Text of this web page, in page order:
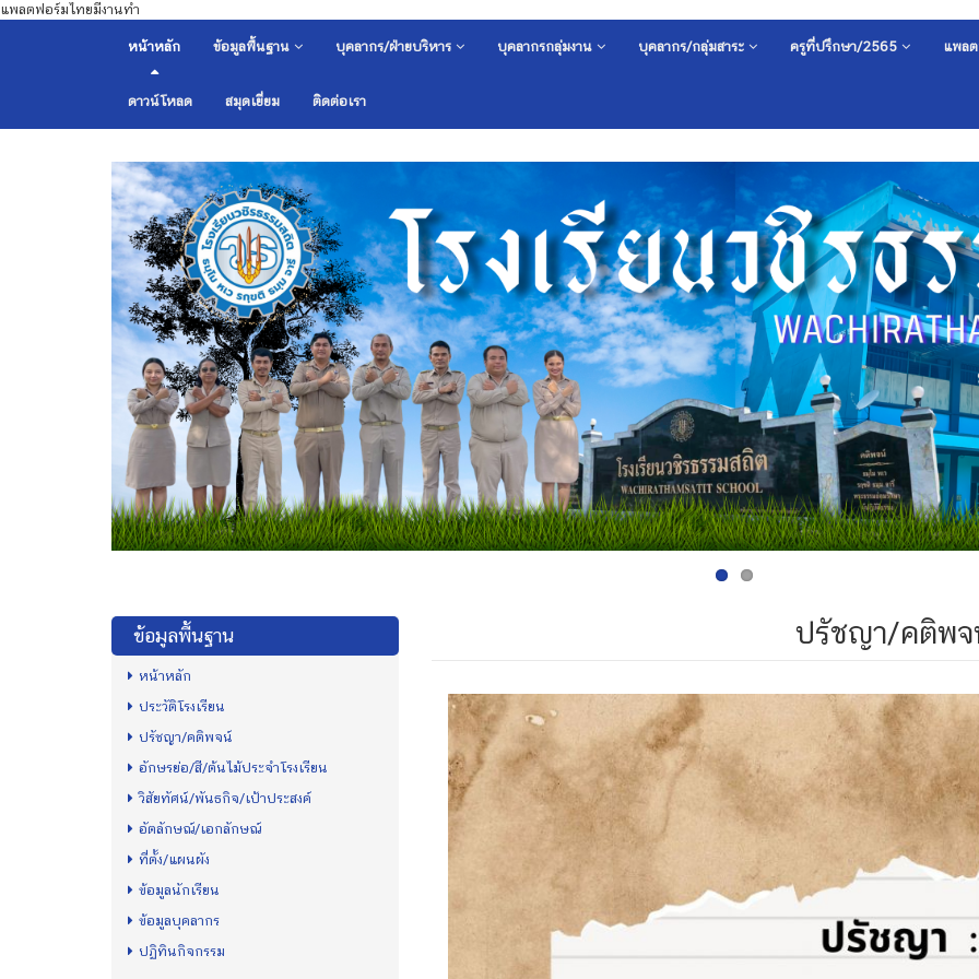
แพลตฟอร์มไทยมีงานทำ
หน้าหลัก ข้อมูลพื้นฐาน บุคลากร/ฝ่ายบริหาร บุคลากรกลุ่มงาน บุคลากร/กลุ่มสาระ ครูที่ปรึกษา/2565 แพล
ดาวน์โหลด สมุดเยี่ยม ติดต่อเรา
ข้อมูลพื้นฐาน
หน้าหลัก
ประวัติโรงเรียน
ปรัชญา/คติพจน์
อักษรย่อ/สี/ต้นไม้ประจำโรงเรียน
วิสัยทัศน์/พันธกิจ/เป้าประสงค์
อัตลักษณ์/เอกลักษณ์
ที่ตั้ง/แผนผัง
ข้อมูลนักเรียน
ข้อมูลบุคลากร
ปฏิทินกิจกรรม
ปรัชญา/คติพ